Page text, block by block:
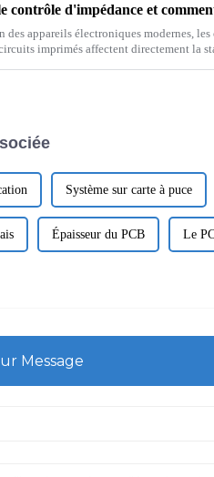
des appareils électroniques modernes,
imprimés affectent directement la
Système sur carte à puce
Épaisseur du PCB Le
Message